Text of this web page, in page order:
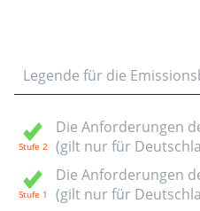
Legende für die
Die Anforderungen
(gilt nur für
Die Anforderungen
(gilt nur für